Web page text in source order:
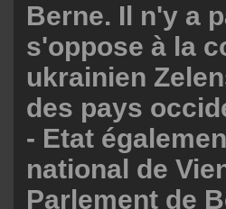
Berne. Il n'y a
s'oppose à la
ukrainien
des pays
- Etat
national de
Parlement de